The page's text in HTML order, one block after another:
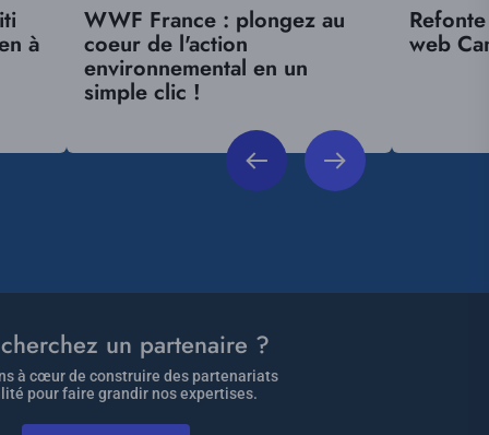
à
WWF France : plongez au
coeur de l'action
environnemental en un
simple clic !
web
un partenaire ?
à cœur de construire des partenariats
pour faire grandir nos expertises.